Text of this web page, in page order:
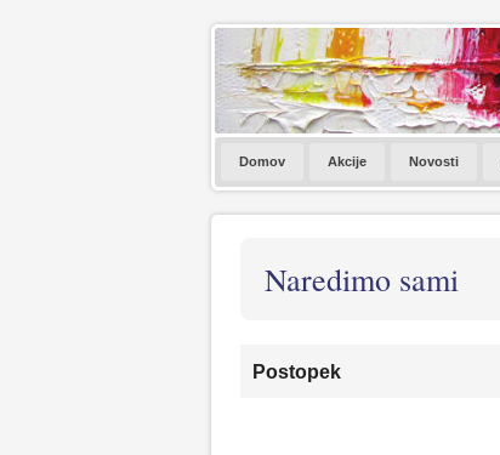
Domov Akcije Novosti
Naredimo sami
Postopek